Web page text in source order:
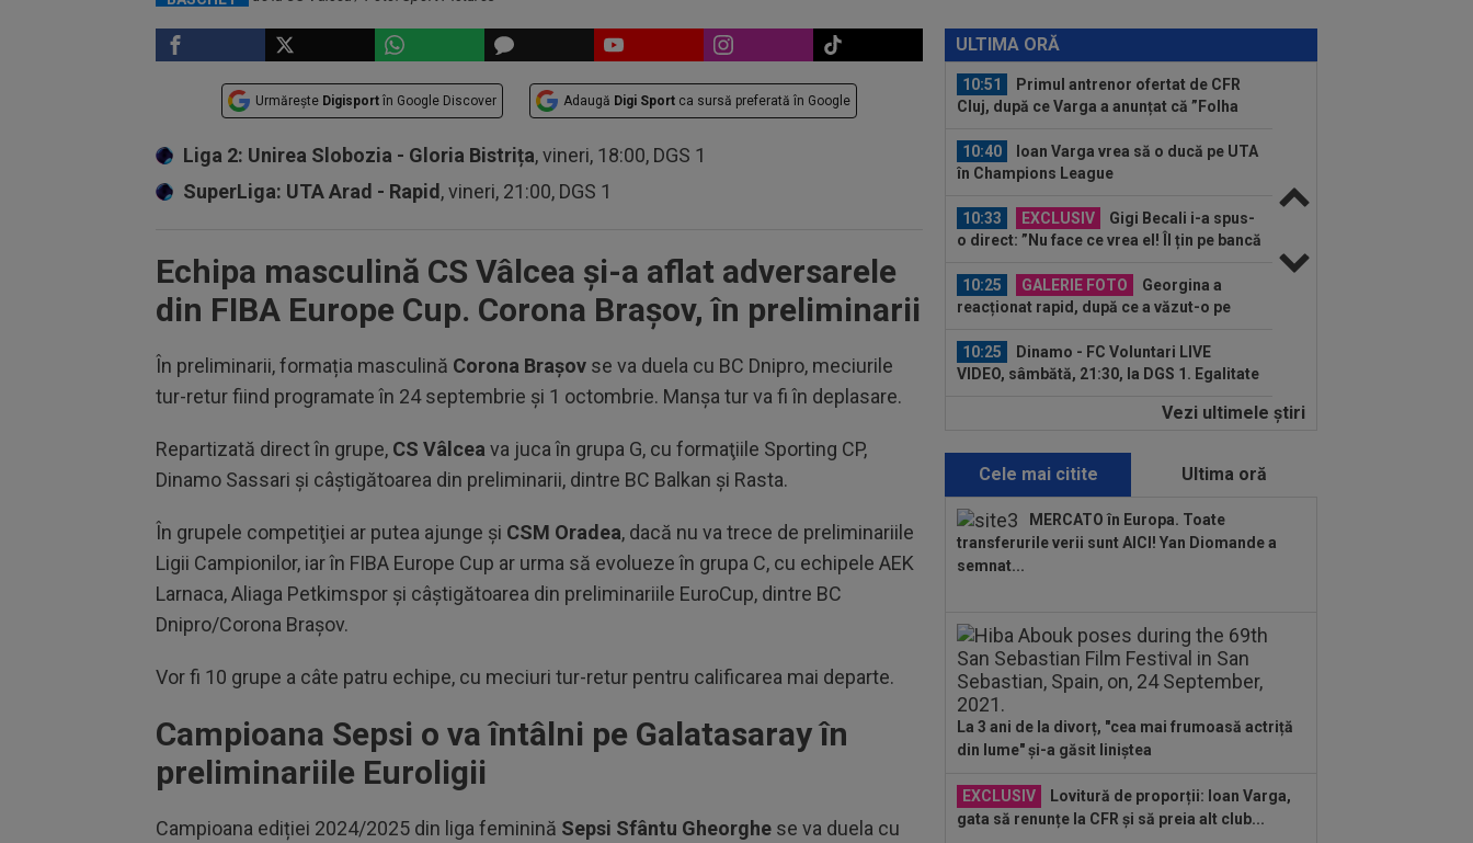
Urmărește Digisport în Google Discover Adaugă Digi Sport ca sursă preferată în Google
Liga 2: Unirea Slobozia - Gloria Bistrița, vineri, 18:00, DGS 1
SuperLiga: UTA Arad - Rapid , vineri, 21:00, DGS 1
Echipa masculină CS Vâlcea și-a aflat adversarele
din FIBA Europe Cup. Corona Brașov, în preliminarii
În preliminarii, formația masculină Corona Braşov se va duela cu BC Dnipro, meciurile
tur-retur fiind programateîn 24 septembrie şi 1 octombrie. Manşa tur va fiîn deplasare.
Repartizată directîn grupe, CS Vâlcea va juca în grupa G, cu formaţiile Sporting CP,
Dinamo Sassari şi câştigătoarea din preliminarii, dintre BC Balkan şi Rasta.
În grupele competiţiei ar putea ajunge şi CSM Oradea, dacă nu va trece de preliminariile
Ligii Campionilor, iarîn FIBA Europe Cup ar urma să evoluezeîn grupa C, cu echipele AEK
Larnaca,Aliaga Petkimspor şi câştigătoarea din preliminariile EuroCup, dintre BC
Dnipro/Corona Braşov.
Vor fi 10 grupe a câte patru echipe, cu meciuri tur-retur pentru calificarea mai departe.
Campioana Sepsi o va întâlni pe Galatasaray în
preliminariile Euroligii
Campioana ediției 2024/2025 din liga feminină Sepsi Sfântu Gheorghe se va duela cu
ULTIMA ORĂ
Ioana și Ilie Năstase au făcut anunțul
10:51
Primul antrenor ofertat de CFR
Cluj, după ce Varga a anunțat că ”Folha
10:40
Ioan Varga vrea să o ducă pe UTA
în Champions League
10:33 EXCLUSIV
Gigi Becali i-a spus-
o direct: ”Nu face ce vrea el! Îl țin pe bancă
10:25
GALERIE FOTO
Georgina a
reacționat rapid, după ce a văzut-o pe
10:25
Dinamo - FC Voluntari LIVE
VIDEO, sâmbătă, 21:30, la DGS 1. Egalitate
Verdict fără dubii: cei doi jucători
10:06
Elias Charalambous a debutat pe
banca lui Levadiakos
10:00 EXCLUSIV
Ce a spus Antonio
Folha, fără să știe că a fost dat afară de
pentru transferul lui Rodri de la...
10:52
Surpriză, la 3 săptămâni după ce
Ioana și Ilie Năstase au făcut anunțul
10:51
Primul antrenor ofertat de CFR
e...
10:40
Ioan Varga vrea să o ducă pe UTA
Vezi ultimele ştiri
Cele mai citite Ultima oră
MERCATO în Europa. Toate
transferurile verii sunt AICI! Yan Diomande a
semnat...
La 3 ani de la divorț, "cea mai frumoasă actriță
din lume" și-a găsit liniștea
EXCLUSIV
Lovitură de proporții: Ioan Varga,
gata să renunțe la CFR și să preia alt club...